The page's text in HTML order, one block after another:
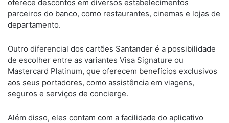
oferece descontos em diversos estabelecimentos
parceiros do banco, como restaurantes, cinemas e lojas de
departamento.
Outro diferencial dos cartões Santander é a possibilidade
de escolher entre as variantes Visa Signature ou
Mastercard Platinum, que oferecem benefícios exclusivos
aos seus portadores, como assistência em viagens,
seguros e serviços de concierge.
Além disso, eles contam com a facilidade do aplicativo